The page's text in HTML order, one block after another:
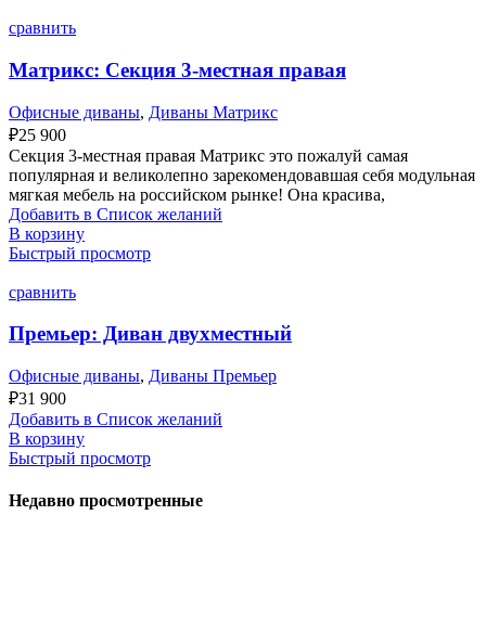
сравнить
Матрикс: Секция 3-местная правая
Офисные диваны, Диваны Матрикс
₽25 900
Секция 3-местная правая Матрикс это пожалуй самая
популярная и великолепно зарекомендовавшая себя модульная
мягкая мебель на российском рынке! Она красива,
Добавить в Список желаний
В корзину
Быстрый просмотр
сравнить
Премьер: Диван двухместный
Офисные диваны, Диваны Премьер
₽31 900
Добавить в Список желаний
В корзину
Быстрый просмотр
Недавно просмотренные